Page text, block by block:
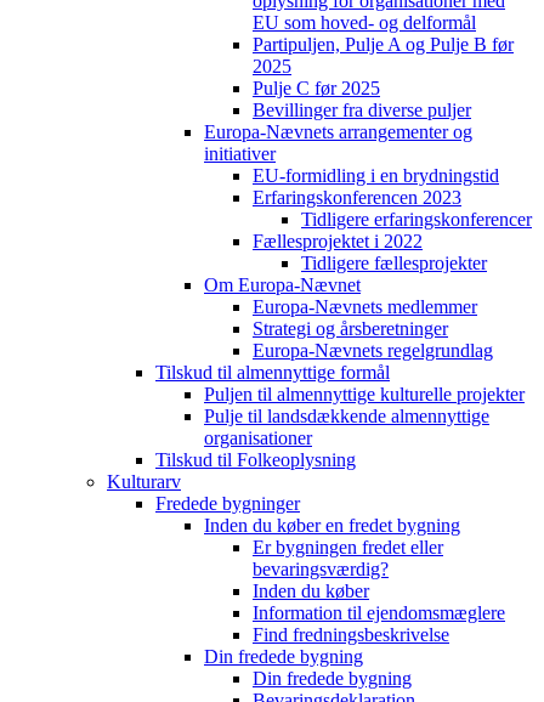
EU som hoved- og delformål
Partipuljen, Pulje A og Pulje B før
2025
Pulje C før 2025
Bevillinger fra diverse puljer
Europa-Nævnets arrangementer og
initiativer
EU-formidling i en brydningstid
Erfaringskonferencen 2023
Tidligere erfaringskonferencer
Fællesprojektet i 2022
Tidligere fællesprojekter
Om Europa-Nævnet
Europa-Nævnets medlemmer
Strategi og årsberetninger
Europa-Nævnets regelgrundlag
Tilskud til almennyttige formål
Puljen til almennyttige kulturelle projekter
Pulje til landsdækkende almennyttige
organisationer
Tilskud til Folkeoplysning
Kulturarv
Fredede bygninger
Inden du køber en fredet bygning
Er bygningen fredet eller
bevaringsværdig?
Inden du køber
Information til ejendomsmæglere
Find fredningsbeskrivelse
Din fredede bygning
Din fredede bygning